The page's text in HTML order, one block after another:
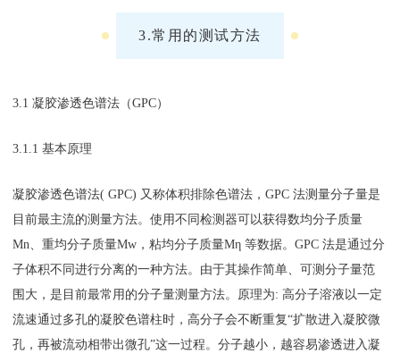
3.常用的测试方法
3.1 凝胶渗透色谱法（GPC）
3.1.1 基本原理
凝胶渗透色谱法( GPC) 又称体积排除色谱法，GPC 法测量分子量是
目前最主流的测量方法。使用不同检测器可以获得数均分子质量
Mn、重均分子质量Mw，粘均分子质量Mη 等数据。GPC 法是通过分
子体积不同进行分离的一种方法。由于其操作简单、可测分子量范
围大，是目前最常用的分子量测量方法。原理为: 高分子溶液以一定
流速通过多孔的凝胶色谱柱时，高分子会不断重复“扩散进入凝胶微
孔，再被流动相带出微孔”这一过程。分子越小，越容易渗透进入凝